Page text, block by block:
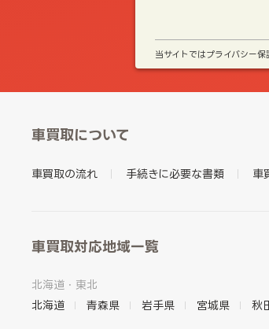
当サイトではプライバシー
車買取について
車買取の流れ 手続きに必要な書類 車
車買取対応地域一覧
北海道・東北
北海道
青森県 岩手県 宮城県 秋